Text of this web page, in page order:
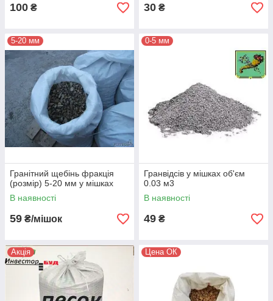
100 ₴ 30 ₴
5-20 мм
Гранітний щебінь фракція
(розмір) 5-20 мм у мішках
В наявності
59 ₴/мішок
0-5 мм
Гранвідсів у мішках об'єм
0.03 м3
В наявності
49 ₴
Акція Цена ОК